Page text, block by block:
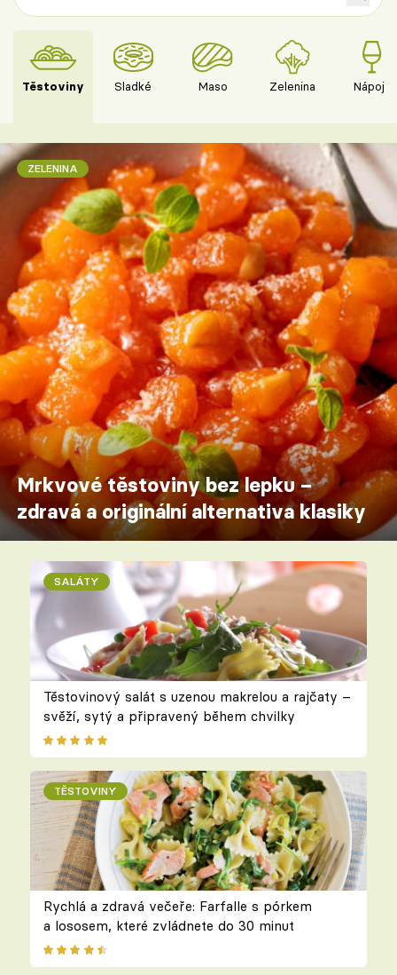
Těstoviny Sladké Maso Zelenina Nápoje
ZELENINA
Mrkvové těstoviny bez lepku –
zdravá a originální alternativa klasiky
SALÁTY
Těstovinový salát s uzenou makrelou a rajčaty –
svěží, sytý a připravený během chvilky
TĚSTOVINY
Rychlá a zdravá večeře: Farfalle s pórkem
a lososem, které zvládnete do 30 minut